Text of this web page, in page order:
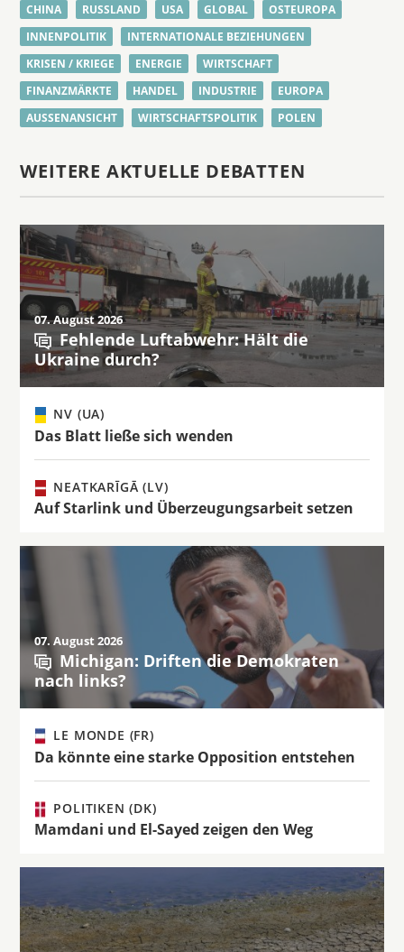
CHINA RUSSLAND USA GLOBAL
OSTEUROPA
INNENPOLITIK
INTERNATIONALE BEZIEHUNGEN
KRISEN / KRIEGE
ENERGIE
WIRTSCHAFT
FINANZMÄRKTE
HANDEL INDUSTRIE
EUROPA
AUSSENANSICHT
WIRTSCHAFTSPOLITIK POLEN
WEITERE AKTUELLE DEBATTEN
07. August 2026
Fehlende Luftabwehr: Hält die
Ukraine durch?
NV (UA)
Das Blatt ließe sich wenden
NEATKARĪGĀ (LV)
Auf Starlink und Überzeugungsarbeit setzen
07. August 2026
Michigan: Driften die Demokraten
nach links?
LE MONDE (FR)
Da könnte eine starke Opposition entstehen
POLITIKEN (DK)
Mamdani und El-Sayed zeigen den Weg